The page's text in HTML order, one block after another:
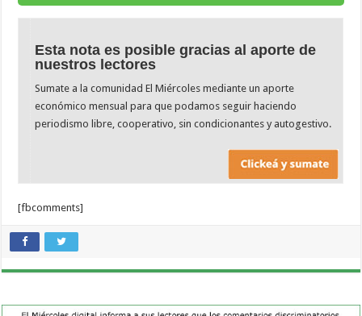
Esta nota es posible gracias al aporte de
nuestros lectores
Sumate a la comunidad El Miércoles mediante un aporte
económico mensual para que podamos seguir haciendo
periodismo libre, cooperativo, sin condicionantes y autogestivo.
[fbcomments]